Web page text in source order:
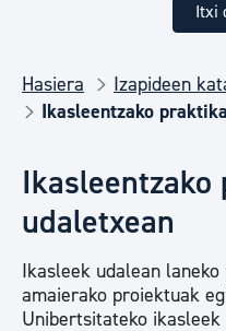
Itxi
Hasiera
Izapideen
Ikasleentzako
udaletxean
Ikasleek udalean
amaierako proiektuak
Unibertsitateko ikasleek